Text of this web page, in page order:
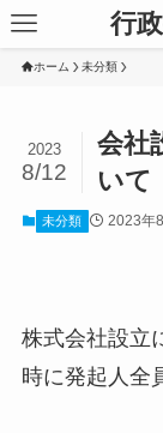
行
ホーム 未分類
会社
いて
2023
8/12
未分類 2023年
株式会社設立
時に発起人全